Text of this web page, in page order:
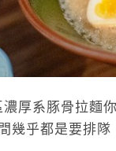
厚系豚骨拉麵
幾乎都是要排